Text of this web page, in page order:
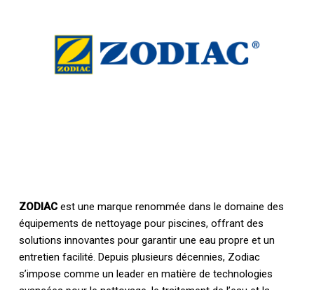
ZODIACest une marque renommée dans le domaine des
équipements de nettoyage pour piscines, offrant des
solutions innovantes pour garantir une eau propre et un
entretien facilité. Depuis plusieurs décennies, Zodiac
s’impose comme un leader en matière de technologies